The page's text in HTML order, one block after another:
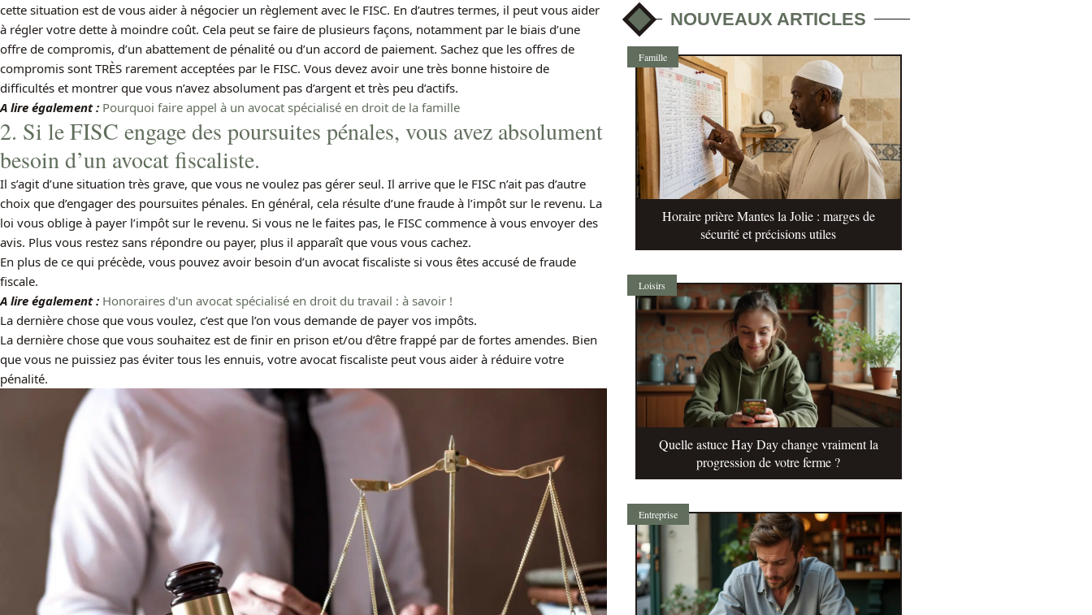
cette situation est de vous aider à négocier un règlement avec le FISC. En d’autres termes, il peut vous aider
à régler votre dette à moindre coût. Cela peut se faire de plusieurs façons, notamment par le biais d’une
offre de compromis, d’un abattement de pénalité ou d’un accord de paiement. Sachez que les offres de
compromis sont TRÈS rarement acceptées par le FISC. Vous devez avoir une très bonne histoire de
difficultés et montrer que vous n’avez absolument pas d’argent et très peu d’actifs.
A lire également : Pourquoi faire appel à un avocat spécialisé en droit de la famille
2. Si le FISC engage des poursuites pénales, vous avez absolument
besoin d’un avocat fiscaliste.
Il s’agit d’une situation très grave, que vous ne voulez pas gérer seul. Il arrive que le FISC n’ait pas d’autre
choix que d’engager des poursuites pénales. En général, cela résulte d’une fraude à l’impôt sur le revenu. La
loi vous oblige à payer l’impôt sur le revenu. Si vous ne le faites pas, le FISC commence à vous envoyer des
avis. Plus vous restez sans répondre ou payer, plus il apparaît que vous vous cachez.
En plus de ce qui précède, vous pouvez avoir besoin d’un avocat fiscaliste si vous êtes accusé de fraude
fiscale.
A lire également : Honoraires d'un avocat spécialisé en droit du travail : à savoir !
La dernière chose que vous voulez, c’est que l’on vous demande de payer vos impôts.
La dernière chose que vous souhaitez est de finir en prison et/ou d’être frappé par de fortes amendes. Bien
que vous ne puissiez pas éviter tous les ennuis, votre avocat fiscaliste peut vous aider à réduire votre
pénalité.
NOUVEAUX ARTICLES
Famille
Horaire prière Mantes la Jolie : marges de
sécurité et précisions utiles
Loisirs
Quelle astuce Hay Day change vraiment la
progression de votre ferme ?
Entreprise